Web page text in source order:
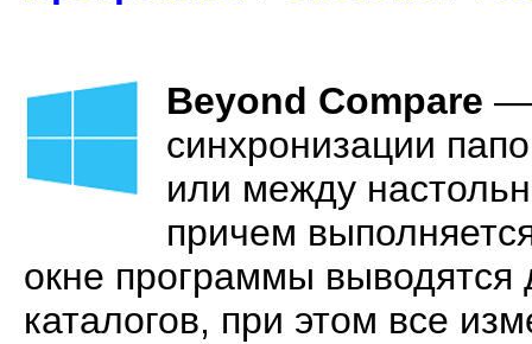
Beyond Compare —
синхронизации
или между
причем
окне программы
каталогов, при этом все